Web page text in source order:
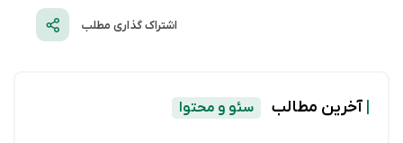
اشتراک گذاری مطلب
آخرین مطالب سئو و محتوا